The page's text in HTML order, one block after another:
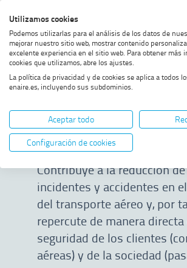
al
menú
al
contenido
al
footer
alto
contraste
Home MOSTRAR OPCIONES DEL
Seguridad
Seguridad
operacional
Contribuye a la reducción de
incidentes y accidentes en
del transporte aéreo y, por
repercute de manera directa
seguridad de los clientes
aéreas) y de la sociedad
Utilizamos cookies
Podemos utilizarlas para el análisis de los datos de
mejorar nuestro sitio web, mostrar contenido
excelente experiencia en el sitio web. Para obtener más
cookies que utilizamos, abre los ajustes.
La política de privacidad y de cookies se aplica a todos
enaire.es, incluyendo sus subdominios.
Aceptar todo
Configuración de cookies